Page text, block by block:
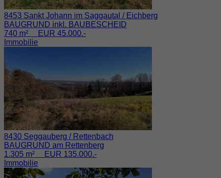
8453 Sankt Johann im Saggautal / Eichberg
BAUGRUND inkl. BAUBESCHEID
740 m² EUR 45.000.-
Immobilie
8430 Seggauberg / Rettenbach
BAUGRUND am Rettenberg
1.305 m² EUR 135.000.-
Immobilie